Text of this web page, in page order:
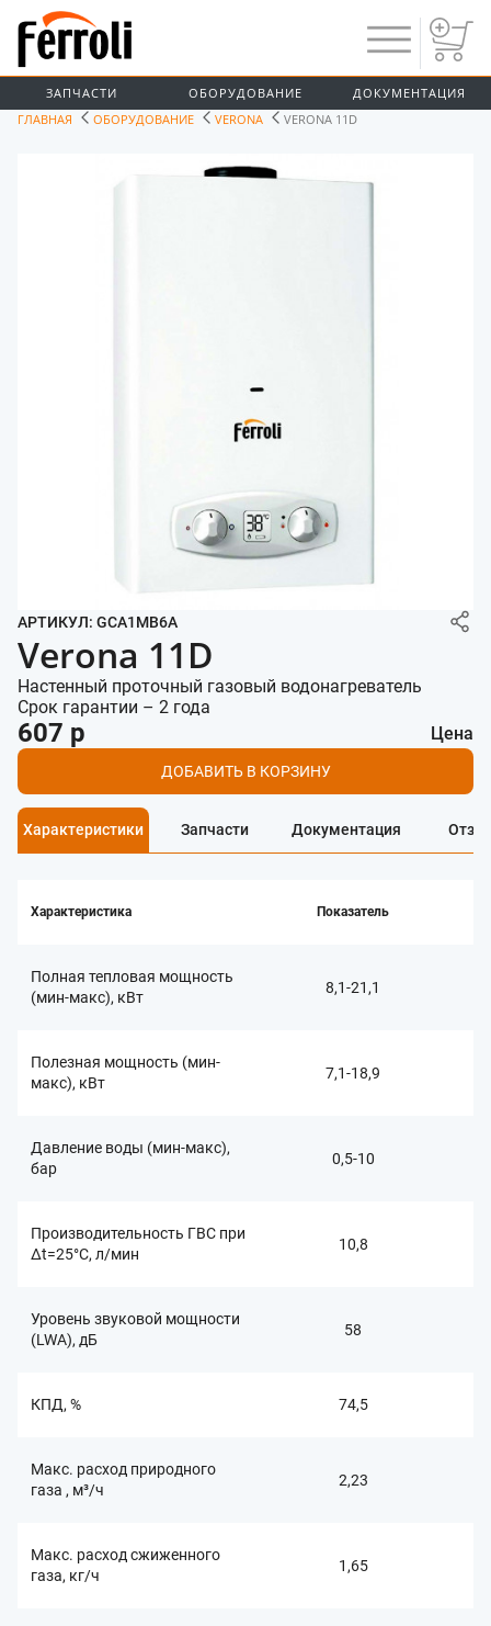
ЗАПЧАСТИ ОБОРУДОВАНИЕ
ДОКУМЕНТАЦИЯ
ГЛАВНАЯ
ОБОРУДОВАНИЕ VERONA VERONA 11D
АРТИКУЛ: GCA1MB6A
Verona 11D
Настенный проточный газовый водонагреватель
Срок гарантии – 2 года
607 р Цена
ДОБАВИТЬ В КОРЗИНУ
Характеристики Запчасти Документация
Характеристика Показатель
Полная тепловая мощность
(мин-макс), кВт
8,1-21,1
Полезная мощность (мин-
макс), кВт
7,1-18,9
Давление воды (мин-макс),
бар
0,5-10
Производительность ГВС при
Δt=25°C, л/мин
10,8
Уровень звуковой мощности
(LWA), дБ
58
КПД, % 74,5
Макс. расход природного
газа , м³/ч
2,23
Макс. расход сжиженного
газа, кг/ч
1,65